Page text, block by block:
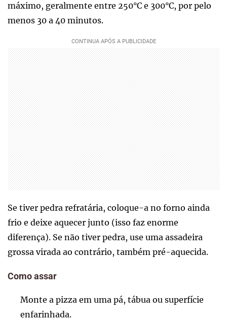
máximo, geralmente entre 250°C e 300°C, por pelo
menos 30 a 40 minutos.
Se tiver pedra refratária, coloque-a no forno ainda
frio e deixe aquecer junto (isso faz enorme
diferença). Se não tiver pedra, use uma assadeira
grossa virada ao contrário, também pré-aquecida.
Como assar
Monte a pizza em uma pá, tábua ou superfície
enfarinhada.